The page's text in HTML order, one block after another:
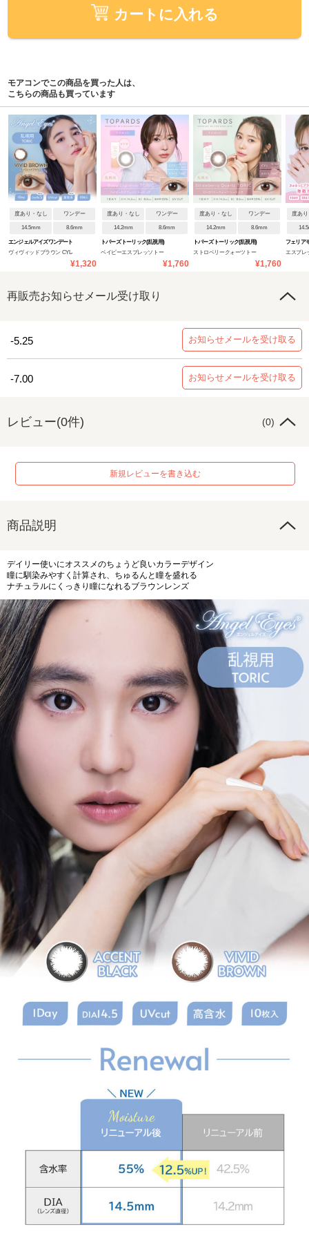
カートに入れる
モアコンでこの商品を買った人は、
こちらの商品も買っています
度あり・なし ワンデー
14.5mm 8.6mm
エンジェルアイズワンデート
ーリック(乱視用)
ヴィヴィッドブラウン CYL-
¥1,320
度あり・なし ワンデー
14.2mm 8.6mm
トパーズ トーリック(乱視用)
ベイビーエスプレッソトー
¥1,760
度あり・なし ワンデー
14.2mm 8.6mm
トパーズ トーリック(乱視用)
ストロベリークォーツトー
¥1,760
度あ
フェリア
エスプレ
再販売お知らせメール受け取り
-5.25 お知らせメールを受け取る
-7.00 お知らせメールを受け取る
レビュー(0件) (0)
新規レビューを書き込む
商品説明
デイリー使いにオススメのちょうど良いカラーデザイン
瞳に馴染みやすく計算され、ちゅるんと瞳を盛れる
ナチュラルにくっきり瞳になれるブラウンレンズ